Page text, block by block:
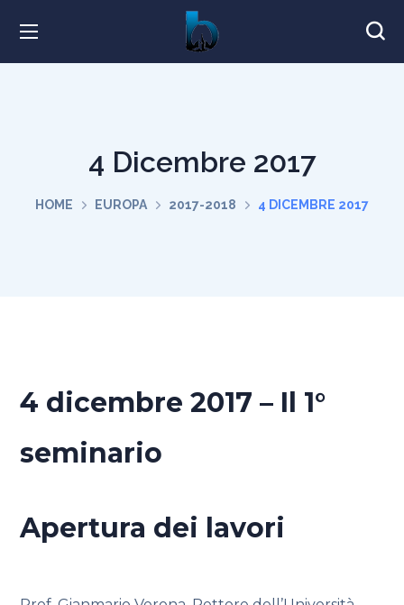
4 Dicembre 2017
HOME EUROPA 2017-2018 4 DICEMBRE 2017
4 dicembre 2017 – Il 1°
seminario
Apertura dei lavori